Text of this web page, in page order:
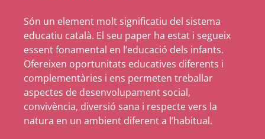
Són un element molt significatiu del sistema
educatiu català. El seu paper ha estat i segueix
essent fonamental en l’educació dels infants.
Ofereixen oportunitats educatives diferents i
complementàries i ens permeten treballar
aspectes de desenvolupament social,
convivència, diversió sana i respecte vers la
natura en un ambient diferent a l’habitual.